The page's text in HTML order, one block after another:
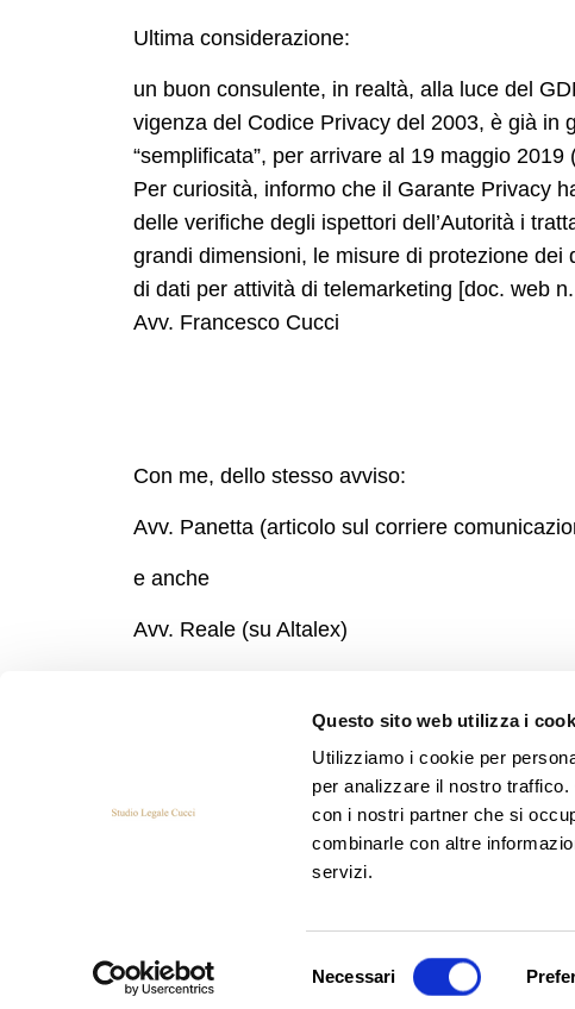
Questo sito web utilizza i
Utilizziamo i cookie per
per analizzare il nostro
con i nostri partner che si
combinarle con altre
servizi.
Necessari
Ultima considerazione:
un buon consulente, in realtà, alla luce del
vigenza del Codice Privacy del 2003, è già in
“semplificata”, per arrivare al 19 maggio
Per curiosità, informo che il Garante Privacy
delle verifiche degli ispettori dell’Autorità i
grandi dimensioni, le misure di protezione
di dati per attività di telemarketing [doc. web
Avv. Francesco Cucci
Con me, dello stesso avviso:
Avv. Panetta (articolo sul corriere
e anche
Avv. Reale (su Altalex)